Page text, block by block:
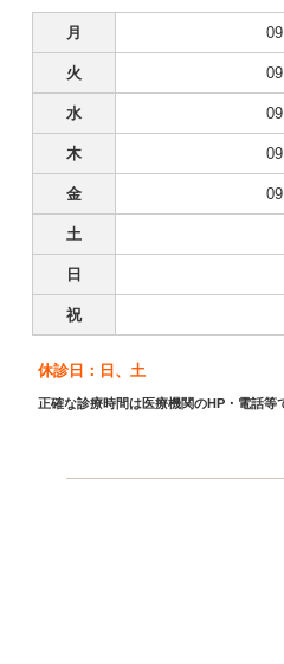
月
火
水
木
金
土
日
祝
休診日：日、土
正確な診療時間は医療機関のHP・電話等